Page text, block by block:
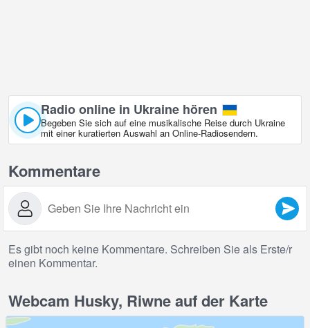
Radio online in Ukraine hören
Begeben Sie sich auf eine musikalische Reise durch Ukraine
mit einer kuratierten Auswahl an Online‑Radiosendern.
Kommentare
Es gibt noch keine Kommentare. Schreiben Sie als Erste/r
einen Kommentar.
Webcam Husky, Riwne auf der Karte